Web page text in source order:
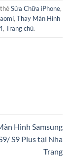
Sửa Chữa iPhone,
, Thay Màn Hình
, Trang chủ.
Hình Samsung
S9 Plus tại Nha
Trang